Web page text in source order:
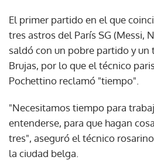
El primer partido en el que
tres astros del París SG (Messi,
saldó con un pobre partido y un
Brujas, por lo que el técnico
Pochettino reclamó "tiempo".
"Necesitamos tiempo para
entenderse, para que hagan
tres", aseguró el técnico
la ciudad belga.